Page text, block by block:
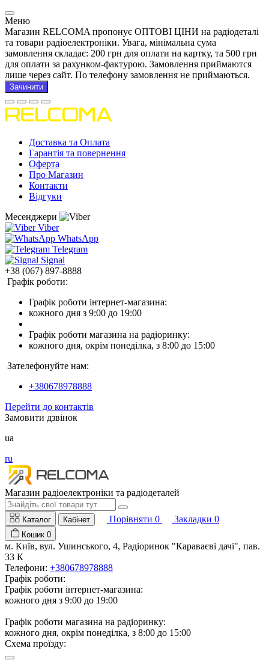
Меню
Магазин RELCOMA пропонує ОПТОВІ ЦІНИ на радіодеталі
та товари радіоелектроніки. Увага, мінімальна сума
замовлення складає: 200 грн для оплати на картку, та 500 грн
для оплати за рахунком-фактурою. Замовлення приймаются
лише через сайт. По телефону замовлення не приймаються.
Зачинити
Доставка та Оплата
Гарантія та повернення
Оферта
Про Магазин
Контакти
Відгуки
Месенджери
Viber
WhatsApp
Telegram
Signal
+38 (067) 897-8888
Графік роботи:
Графік роботи інтернет-магазина:
кожного дня з 9:00 до 19:00
Графік роботи магазина на радіоринку:
кожного дня, окрім понеділка, з 8:00 до 15:00
Зателефонуйте нам:
+380678978888
Перейти до контактів
Замовити дзвінок
ua
ru
Магазин радіоелектроніки та радіодеталей
Каталог Кабінет Порівняти 0 Закладки 0
Кошик 0
м. Київ, вул. Ушинського, 4, Радіоринок "Караваєві дачі", пав.
33 К
Телефони: +380678978888
Графік роботи:
Графік роботи інтернет-магазина:
кожного дня з 9:00 до 19:00
Графік роботи магазина на радіоринку:
кожного дня, окрім понеділка, з 8:00 до 15:00
Схема проїзду: